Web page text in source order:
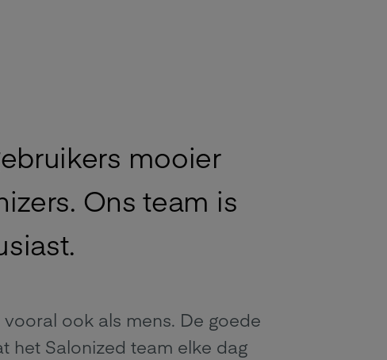
mooier
Ons team is
ook als mens. De goede
het Salonized team elke dag